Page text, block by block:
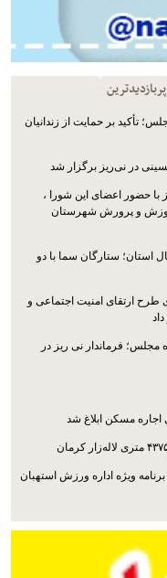
پربازدیدترین
تأکید بر حمایت از زندانیان
در نی‌ریز برگزار شد
حضور اعضای این شورا ،
آموزش و پرورش شهرستان
استان؛ ستارگان سما با دو
طرح ارتقای امنیت اجتماعی و
مجلس؛ فرماندار نی ریز در
اجاره مسکن ابلاغ شد
ویژه اداره ورزش استهبان